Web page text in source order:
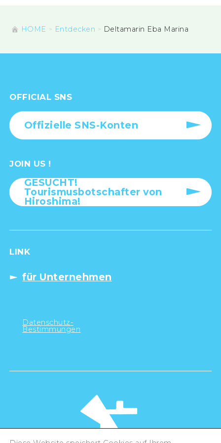
HOME Entdecken Deltamarin Eba Marina
OFFICIAL SNS
Offizielle SNS-Konten
JOIN US !
GESUCHT!
Tourismusbotschafter von
Hiroshima!
LINK
für Unternehmen
Datenschutz-
Bestimmungen